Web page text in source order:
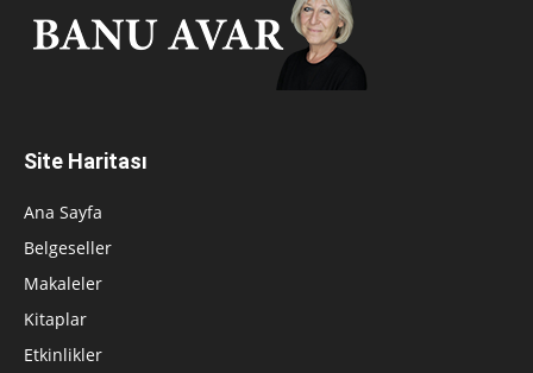
Site Haritası
Ana Sayfa
Belgeseller
Makaleler
Kitaplar
Etkinlikler